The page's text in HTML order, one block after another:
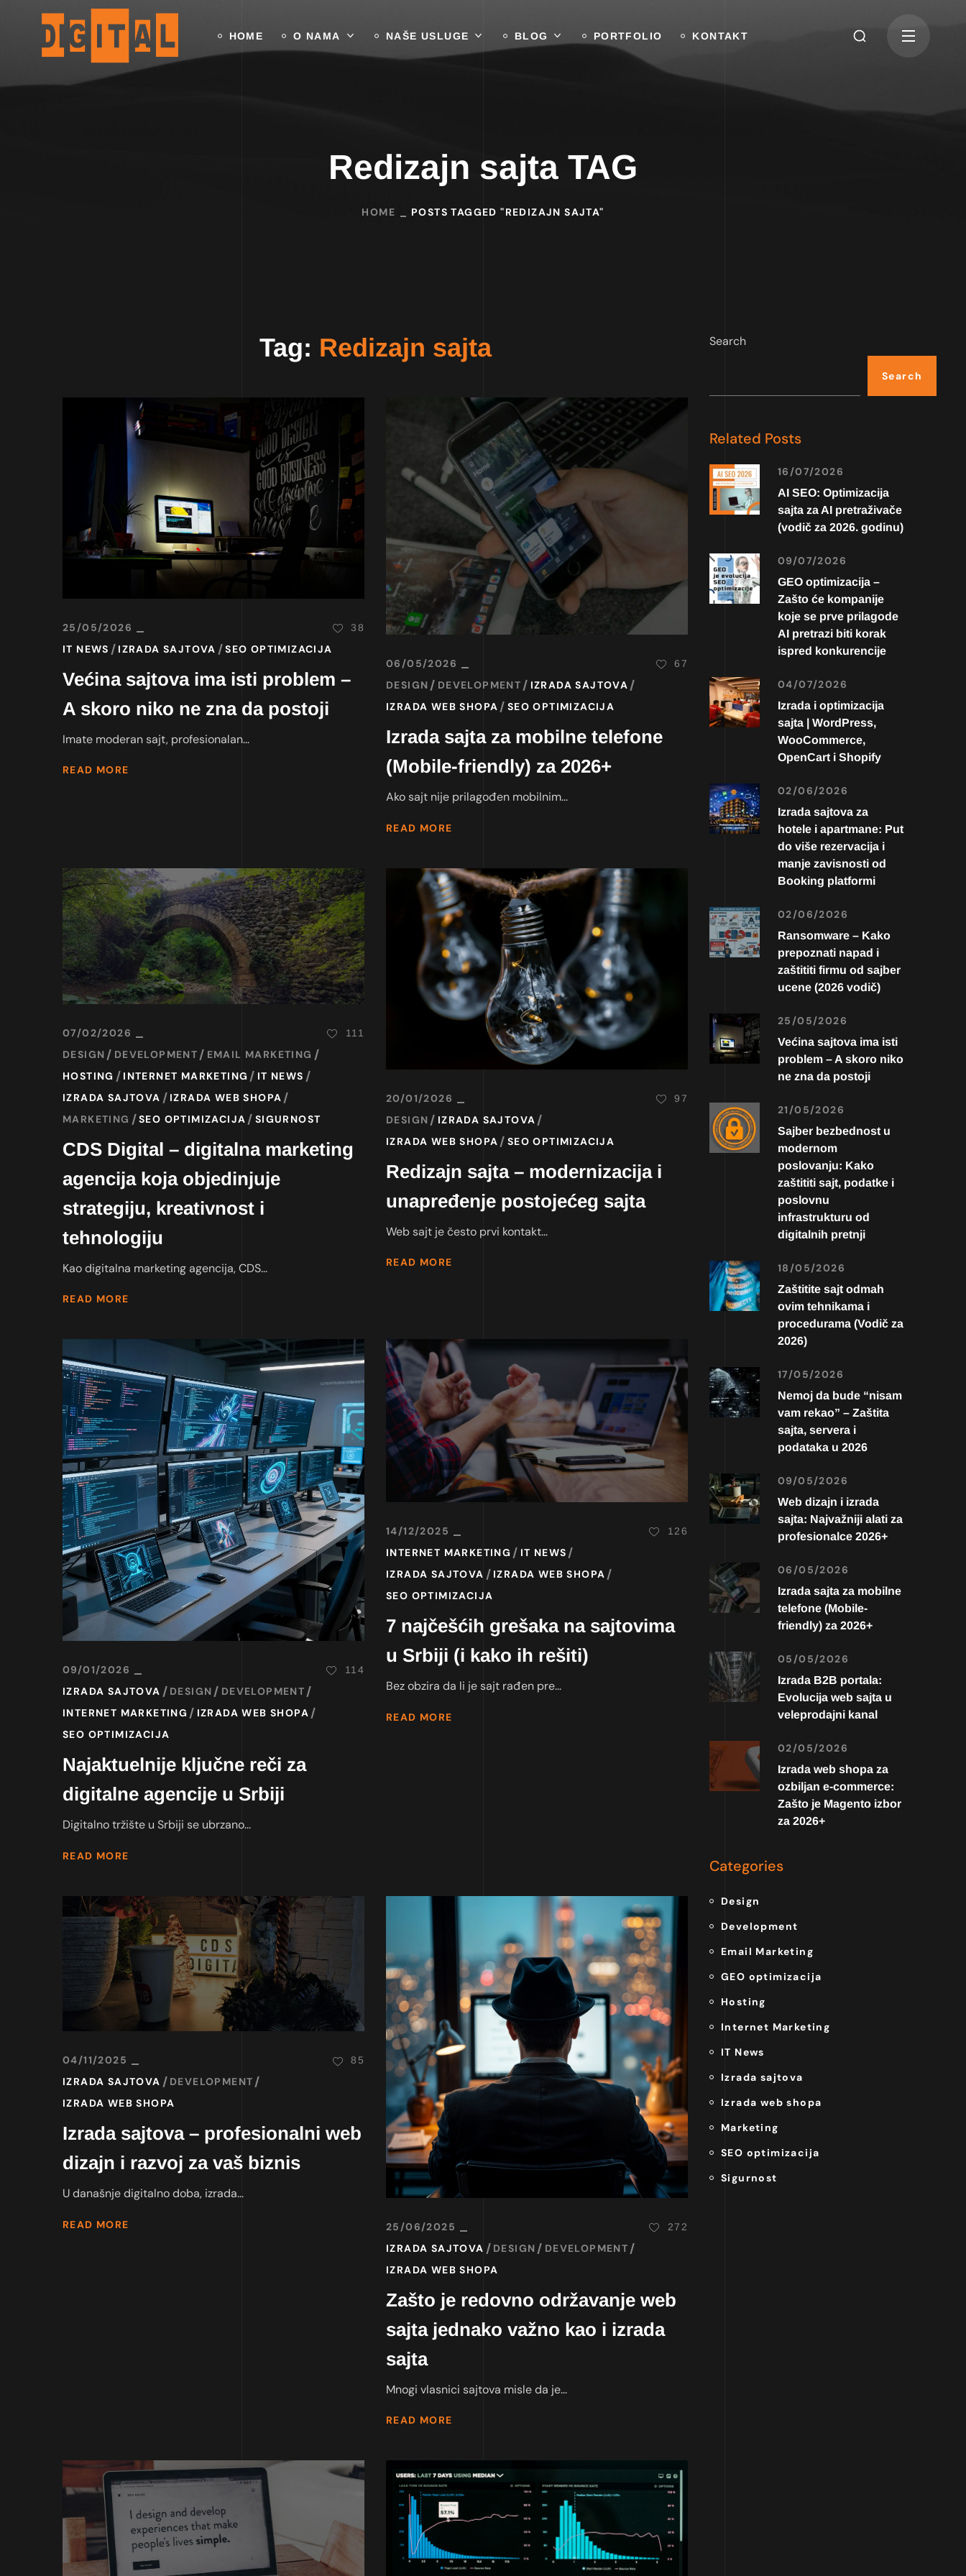
HOME O NAMA NAŠE USLUGE BLOG PORTFOLIO KONTAKT
Redizajn sajta TAG
HOME POSTS TAGGED "REDIZAJN SAJTA"
Tag: Redizajn sajta
25/05/2026
IT NEWS
IZRADA SAJTOVA SEO OPTIMIZACIJA
38
Većina sajtova ima isti problem –
A skoro niko ne zna da postoji
Imate moderan sajt, profesionalan...
READ MORE
06/05/2026
DESIGN
DEVELOPMENT
IZRADA SAJTOVA
IZRADA WEB SHOPA
SEO OPTIMIZACIJA
67
Izrada sajta za mobilne telefone
(Mobile-friendly) za 2026+
Ako sajt nije prilagođen mobilnim...
READ MORE
07/02/2026
DESIGN
DEVELOPMENT
EMAIL MARKETING
HOSTING
INTERNET MARKETING
IT NEWS
IZRADA SAJTOVA
IZRADA WEB SHOPA
MARKETING
SEO OPTIMIZACIJA SIGURNOST
111
CDS Digital – digitalna marketing
agencija koja objedinjuje
strategiju, kreativnost i
tehnologiju
Kao digitalna marketing agencija, CDS...
READ MORE
20/01/2026
DESIGN
IZRADA SAJTOVA
IZRADA WEB SHOPA
SEO OPTIMIZACIJA
97
Redizajn sajta – modernizacija i
unapređenje postojećeg sajta
Web sajt je često prvi kontakt...
READ MORE
09/01/2026
IZRADA SAJTOVA
DESIGN
DEVELOPMENT
INTERNET MARKETING
IZRADA WEB SHOPA
SEO OPTIMIZACIJA
114
Najaktuelnije ključne reči za
digitalne agencije u Srbiji
Digitalno tržište u Srbiji se ubrzano...
READ MORE
14/12/2025
INTERNET MARKETING
IT NEWS
IZRADA SAJTOVA
IZRADA WEB SHOPA
SEO OPTIMIZACIJA
126
7 najčešćih grešaka na sajtovima
u Srbiji (i kako ih rešiti)
Bez obzira da li je sajt rađen pre...
READ MORE
04/11/2025
IZRADA SAJTOVA
DEVELOPMENT
IZRADA WEB SHOPA
85
Izrada sajtova – profesionalni web
dizajn i razvoj za vaš biznis
U današnje digitalno doba, izrada...
READ MORE
25/06/2025
IZRADA SAJTOVA
DESIGN
DEVELOPMENT
IZRADA WEB SHOPA
272
Zašto je redovno održavanje web
sajta jednako važno kao i izrada
sajta
Mnogi vlasnici sajtova misle da je...
READ MORE
Search
Search
Related Posts
16/07/2026
AI SEO: Optimizacija
sajta za AI pretraživače
(vodič za 2026. godinu)
09/07/2026
GEO optimizacija –
Zašto će kompanije
koje se prve prilagode
AI pretrazi biti korak
ispred konkurencije
04/07/2026
Izrada i optimizacija
sajta | WordPress,
WooCommerce,
OpenCart i Shopify
02/06/2026
Izrada sajtova za
hotele i apartmane: Put
do više rezervacija i
manje zavisnosti od
Booking platformi
02/06/2026
Ransomware – Kako
prepoznati napad i
zaštititi firmu od sajber
ucene (2026 vodič)
25/05/2026
Većina sajtova ima isti
problem – A skoro niko
ne zna da postoji
21/05/2026
Sajber bezbednost u
modernom
poslovanju: Kako
zaštititi sajt, podatke i
poslovnu
infrastrukturu od
digitalnih pretnji
18/05/2026
Zaštitite sajt odmah
ovim tehnikama i
procedurama (Vodič za
2026)
17/05/2026
Nemoj da bude “nisam
vam rekao” – Zaštita
sajta, servera i
podataka u 2026
09/05/2026
Web dizajn i izrada
sajta: Najvažniji alati za
profesionalce 2026+
06/05/2026
Izrada sajta za mobilne
telefone (Mobile-
friendly) za 2026+
05/05/2026
Izrada B2B portala:
Evolucija web sajta u
veleprodajni kanal
02/05/2026
Izrada web shopa za
ozbiljan e-commerce:
Zašto je Magento izbor
za 2026+
Categories
Design
Development
Email Marketing
GEO optimizacija
Hosting
Internet Marketing
IT News
Izrada sajtova
Izrada web shopa
Marketing
SEO optimizacija
Sigurnost